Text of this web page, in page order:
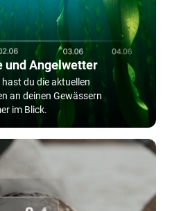
und Angelwetter
du die aktuellen
an deinen Gewässern
im Blick.